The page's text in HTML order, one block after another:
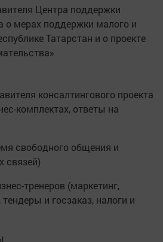
Центра поддержки
о мерах поддержки малого и
Татарстан и о проекте
консалтингового проекта
комплектах, ответы на
свободного общения и
связей)
тренеров (маркетинг,
и госзаказ, налоги и